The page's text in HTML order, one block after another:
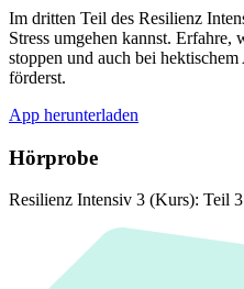
Im dritten Teil des Resilienz
Stress umgehen kannst. Erfahre,
stoppen und auch bei
förderst.
App herunterladen
Hörprobe
Resilienz Intensiv 3 (Kurs): Teil 3